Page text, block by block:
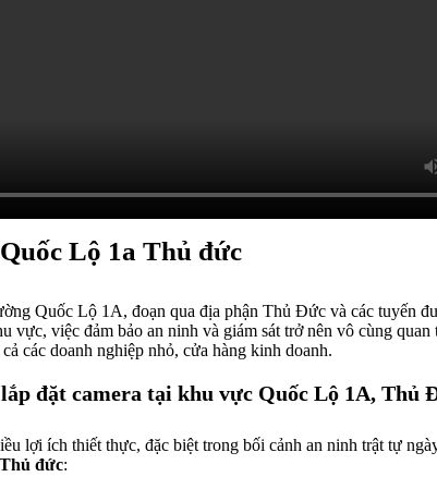
Lộ 1a Thủ đức
Quốc Lộ 1A, đoạn qua địa phận Thủ Đức và các
vực, việc đảm bảo an ninh và giám sát trở nên vô cùng
các doanh nghiệp nhỏ, cửa hàng kinh doanh.
đặt camera tại khu vực Quốc Lộ 1A, Thủ
lợi ích thiết thực, đặc biệt trong bối cảnh an ninh trật tự
đức: